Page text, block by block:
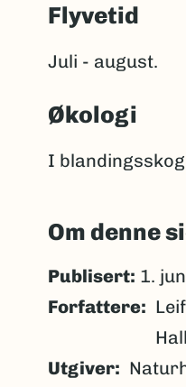
Flyvetid
Juli - august.
Økologi
I
Om denne
Publisert: 1.
Forfattere
Utgiver